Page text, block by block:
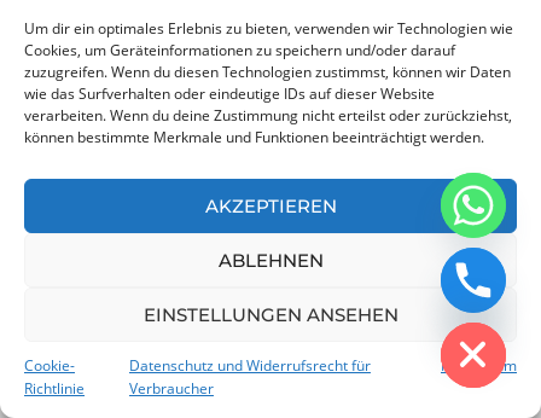
Um dir ein optimales Erlebnis zu bieten, verwenden wir Technologien wie
Cookies, um Geräteinformationen zu speichern und/oder darauf
zuzugreifen. Wenn du diesen Technologien zustimmst, können wir Daten
wie das Surfverhalten oder eindeutige IDs auf dieser Website
verarbeiten. Wenn du deine Zustimmung nicht erteilst oder zurückziehst,
können bestimmte Merkmale und Funktionen beeinträchtigt werden.
AKZEPTIEREN
ABLEHNEN
EINSTELLUNGEN ANSEHEN
Cookie-
Richtlinie
Datenschutz und Widerrufsrecht für
Verbraucher
Impressum
HIDE
CHATY